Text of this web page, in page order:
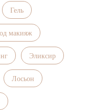
Гель
макияж
Эликсир
Лосьон